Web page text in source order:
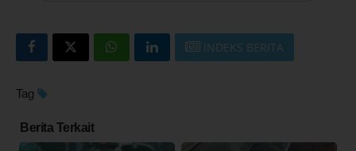
INDEKS BERITA
Tag
Berita Terkait